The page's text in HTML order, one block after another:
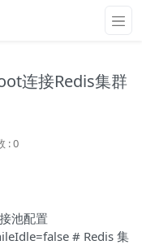
连接Redis集群
: 0
池配置
# Redis 集